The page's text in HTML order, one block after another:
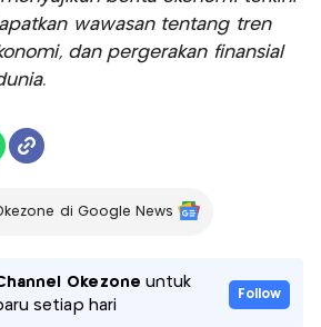
wawasan tentang tren
dan pergerakan finansial
di Google News
Okezone untuk
setiap hari
Follow